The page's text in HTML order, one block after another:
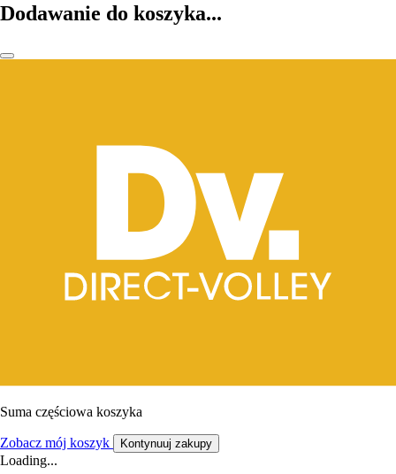
Dodawanie do koszyka...
Suma częściowa koszyka
Zobacz mój koszyk Kontynuuj zakupy
Loading...